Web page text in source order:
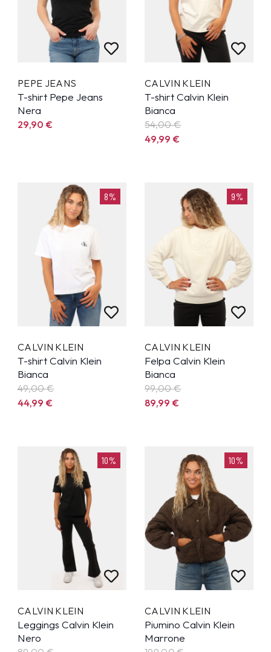
PEPE JEANS
T-shirt Pepe Jeans
Nera
29,90€
CALVIN KLEIN
T-shirt Calvin Klein
Bianca
54,00 €
49,99€
8%
CALVIN KLEIN
T-shirt Calvin Klein
Bianca
49,00 €
44,99€
9%
CALVIN KLEIN
Felpa Calvin Klein
Bianca
99,00 €
89,99€
10%
CALVIN KLEIN
Leggings Calvin Klein
Nero
10%
CALVIN KLEIN
Piumino Calvin Klein
Marrone